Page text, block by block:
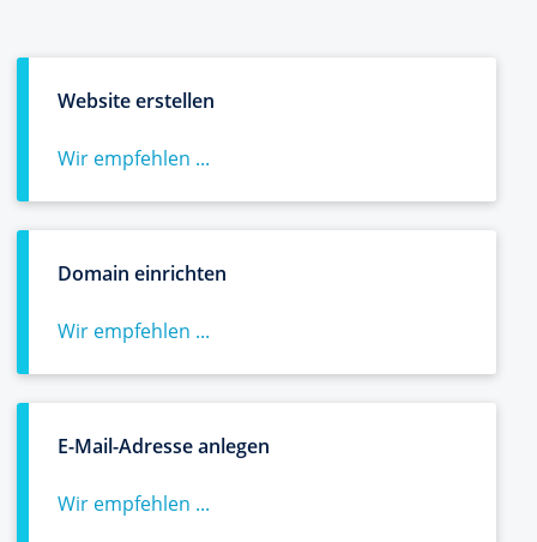
Website erstellen
Wir empfehlen ...
Domain einrichten
Wir empfehlen ...
E-Mail-Adresse anlegen
Wir empfehlen ...